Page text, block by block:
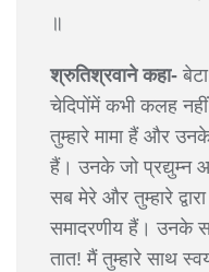
॥
श्रुतिश्रवाने कहा-
चेदिपोंमें कभी कलह
तुम्हारे मामा हैं और
हैं। उनके जो प्रद्युम्न
सब मेरे और तुम्हारे
समादरणीय हैं। उनके
तात! मैं तुम्हारे साथ